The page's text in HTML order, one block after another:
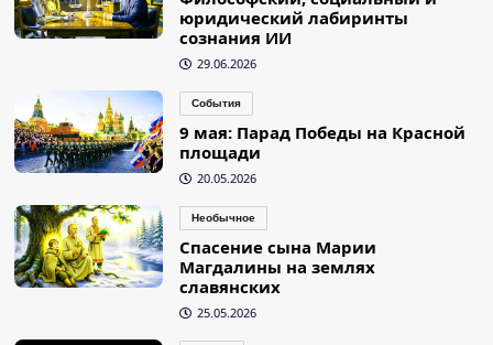
юридический лабиринты
сознания ИИ
29.06.2026
События
9 мая: Парад Победы на Красной
площади
20.05.2026
Необычное
Спасение сына Марии
Магдалины на землях
славянских
25.05.2026